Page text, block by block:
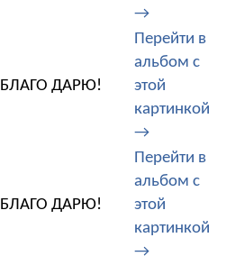
→
БЛАГО ДАРЮ!
Перейти в
альбом с
этой
картинкой
→
БЛАГО ДАРЮ!
Перейти в
альбом с
этой
картинкой
→